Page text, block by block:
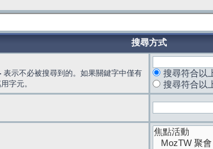
搜尋方式
表示不必被搜尋到的。如果關鍵字中僅有
字元。
搜尋符合以
搜尋符合以